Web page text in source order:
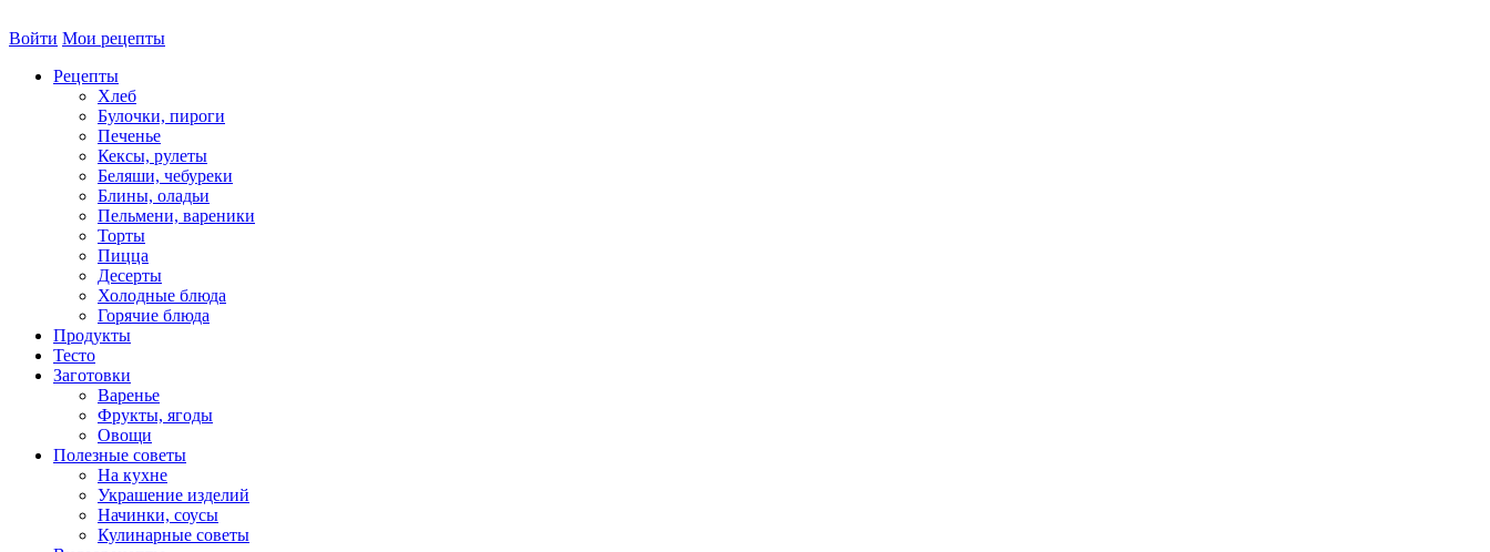
Войти Мои рецепты
Рецепты
Хлеб
Булочки, пироги
Печенье
Кексы, рулеты
Беляши, чебуреки
Блины, оладьи
Пельмени, вареники
Торты
Пицца
Десерты
Холодные блюда
Горячие блюда
Продукты
Тесто
Заготовки
Варенье
Фрукты, ягоды
Овощи
Полезные советы
На кухне
Украшение изделий
Начинки, соусы
Кулинарные советы